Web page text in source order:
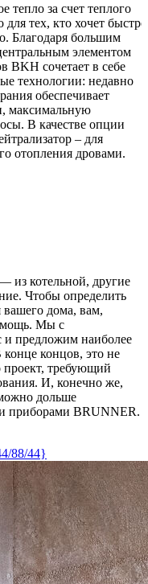
тепло за счет теплого
тех, кто хочет быстро
Благодаря большим
элементом
BKH сочетает в себе
технологии: недавно
обеспечивает
максимальную
В качестве опции
– для
отопления дровами.
из котельной, другие
Чтобы определить
дома, вам,
Мы с
и предложим наиболее
концов, это не
проект, требующий
И, конечно же,
дольше
приборами BRUNNER.